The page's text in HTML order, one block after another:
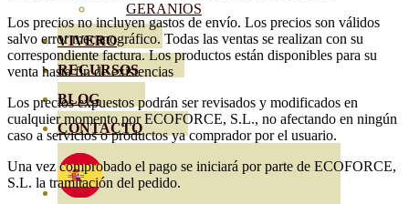
GERANIOS
VIVERO
RECURSOS
BLOG
CONTACTO
Los precios no incluyen gastos de envío. Los precios son válidos
salvo error mecanográfico. Todas las ventas se realizan con su
correspondiente factura. Los productos están disponibles para su
venta hasta fin de existencias
Los precios expuestos podrán ser revisados y modificados en
cualquier momento por ECOFORCE, S.L., no afectando en ningún
caso a servicios o productos ya comprador por el usuario.
Una vez comprobado el pago se iniciará por parte de ECOFORCE,
S.L. la tramitación del pedido.